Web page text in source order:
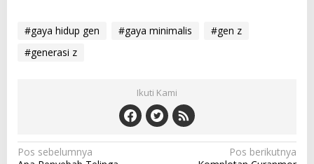
#gaya hidup gen #gaya minimalis
#gen z
#generasi z
Ikuti Kami
N
Pos sebelumnya
Pos berikutnya